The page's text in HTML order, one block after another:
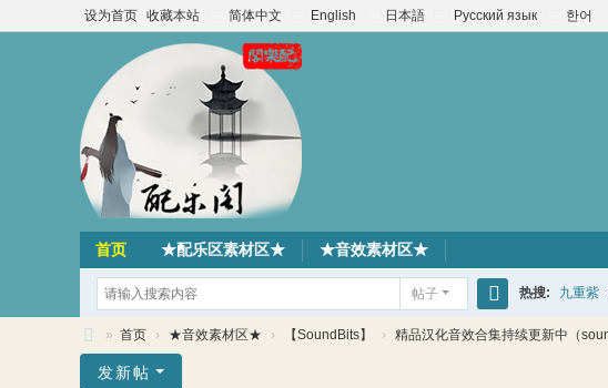
设为首页 收藏本站 简体中文 English 日本語 Русский язык 한어
首页 ★配乐区素材区★ ★音效素材区★
帖子
搜
热搜: 九重紫
» 首页 › ★音效素材区★ › 【SoundBits】 › 精品汉化音效合集持续更新中（
发新帖